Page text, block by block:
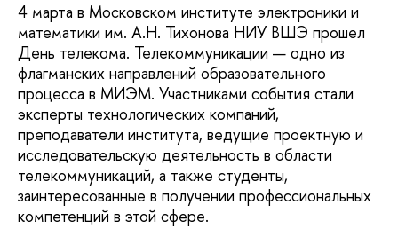
4 марта в Московском институте электроники и
математики им. А.Н. Тихонова НИУ ВШЭ прошел
День телекома. Телекоммуникации — одно из
флагманских направлений образовательного
процесса в МИЭМ. Участниками события стали
эксперты технологических компаний,
преподаватели института, ведущие проектную и
исследовательскую деятельность в области
телекоммуникаций, а также студенты,
заинтересованные в получении профессиональных
компетенций в этой сфере.